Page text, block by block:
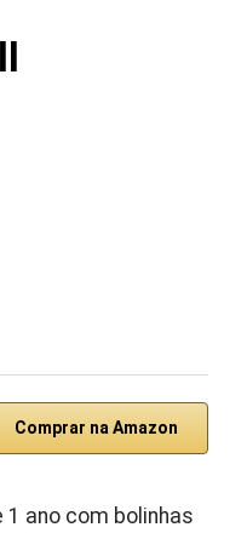
Comprar na Amazon
ano com bolinhas